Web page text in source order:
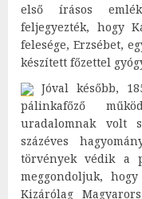
első írásos
feljegyezték, hogy
felesége, Erzsébet,
készített főzettel
Jóval később,
pálinkafőző
uradalomnak volt
százéves
törvények védik a
meggondoljuk,
Kizárólag